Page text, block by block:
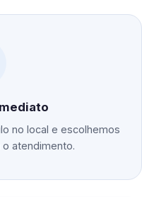
no local e escolhemos
atendimento.